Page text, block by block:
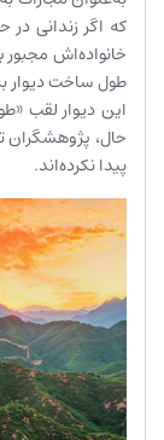
که اگر زندانی
خانواده‌اش مجبور
طول ساخت دیوار
این دیوار لقب
حال، پژوهشگران
پیدا نکرده‌اند.